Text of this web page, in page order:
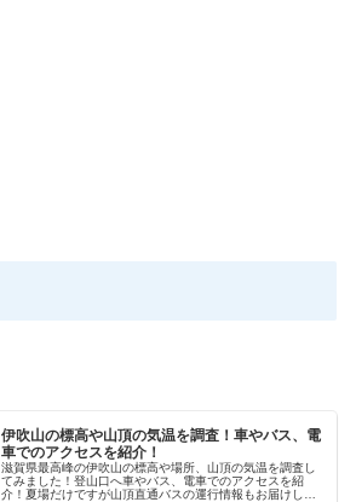
伊吹山の標高や山頂の気温を調査！車やバス、電
車でのアクセスを紹介！
滋賀県最高峰の伊吹山の標高や場所、山頂の気温を調査し
てみました！登山口へ車やバス、電車でのアクセスを紹
介！夏場だけですが山頂直通バスの運行情報もお届けしま